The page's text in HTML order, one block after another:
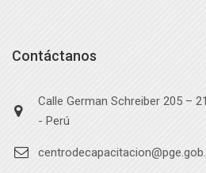
Contáctanos
Calle German Schreiber 205 –
- Perú